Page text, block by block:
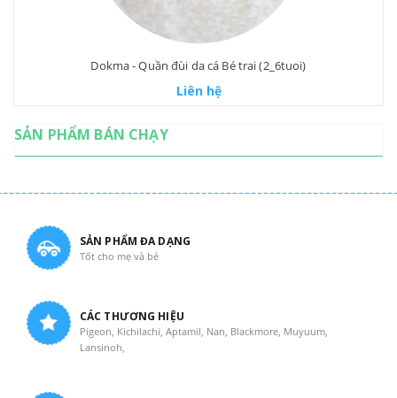
Dokma - Quần đùi da cá Bé trai (2_6tuoi)
Liên hệ
SẢN PHẨM BÁN CHẠY
SẢN PHẨM ĐA DẠNG
Tốt cho mẹ và bé
CÁC THƯƠNG HIỆU
Pigeon, Kichilachi, Aptamil, Nan, Blackmore, Muyuum,
Lansinoh,